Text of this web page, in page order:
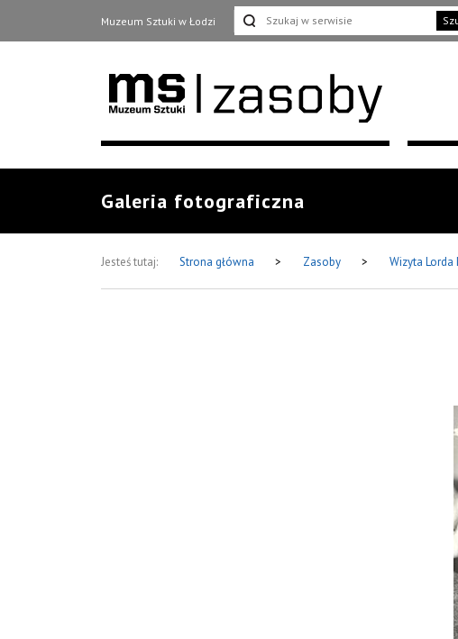
Muzeum Sztuki w Łodzi
Galeria fotograficzna
Jesteś tutaj: Strona główna > Zasoby > Wizyta